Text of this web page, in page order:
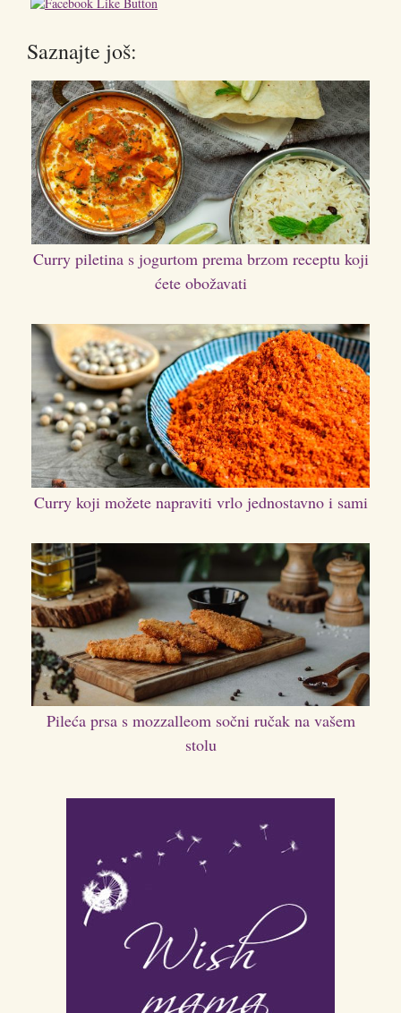
Saznajte još:
Curry piletina s jogurtom prema brzom receptu koji
ćete obožavati
Curry koji možete napraviti vrlo jednostavno i sami
Pileća prsa s mozzalleom sočni ručak na vašem
stolu